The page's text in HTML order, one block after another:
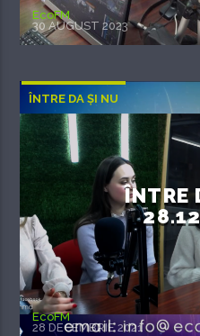
EcoFM
30 AUGUST 2023
ÎNTRE DA ȘI NU
ÎNTRE
EcoFM
28 DECEMBRIE 2021